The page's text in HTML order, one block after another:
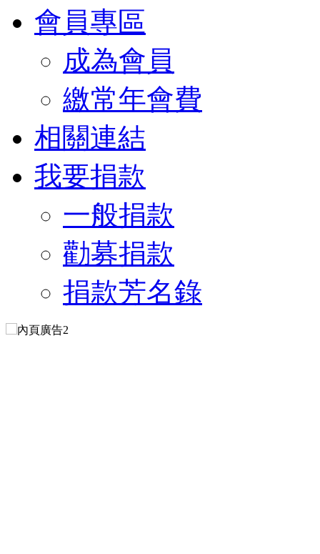
會員專區
成為會員
繳常年會費
相關連結
我要捐款
一般捐款
勸募捐款
捐款芳名錄